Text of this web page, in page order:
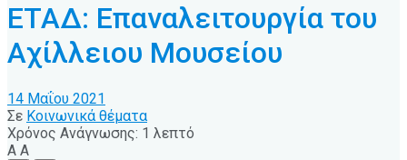
ΕΤΑΔ: Επαναλειτουργία του
Αχίλλειου Μουσείου
14 Μαΐου 2021
Σε Κοινωνικά θέματα
Χρόνος Ανάγνωσης: 1 λεπτό
A A